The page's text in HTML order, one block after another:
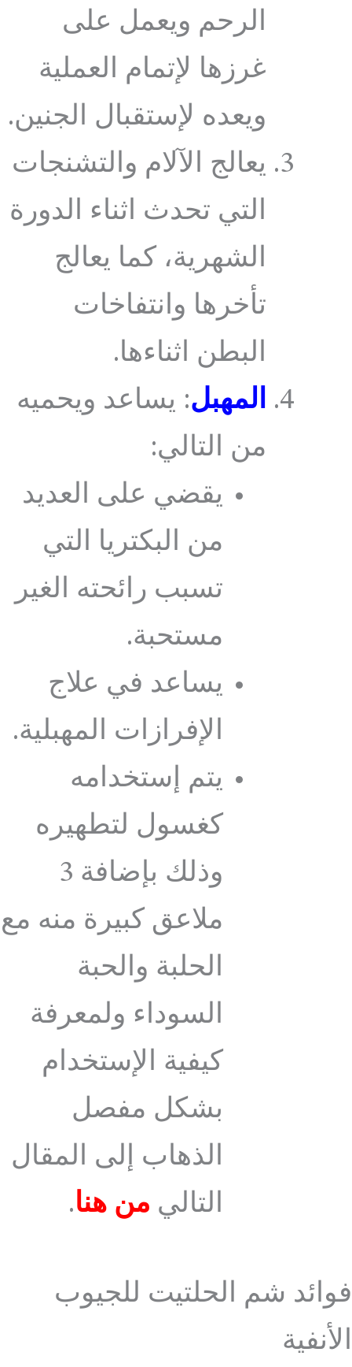
الرحم ويعمل على
غرزها لإتمام العملية
ويعده لإستقبال الجنين.
يعالج الآلام والتشنجات
التي تحدث اثناء الدورة
الشهرية، كما يعالج
تأخرها وانتفاخات
البطن اثناءها.
المهبل: يساعد ويحميه
من التالي:
يقضي على العديد
من البكتريا التي
تسبب رائحته الغير
مستحبة.
يساعد في علاج
الإفرازات المهبلية.
يتم إستخدامه
كغسول لتطهيره
وذلك بإضافة 3
ملاعق كبيرة منه مع
الحلبة والحبة
السوداء ولمعرفة
كيفية الإستخدام
بشكل مفصل
الذهاب إلى المقال
التالي من هنا.
فوائد شم الحلتيت للجيوب
الأنفية